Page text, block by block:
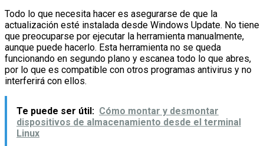
Todo lo que necesita hacer es asegurarse de que la
actualización esté instalada desde Windows Update. No tiene
que preocuparse por ejecutar la herramienta manualmente,
aunque puede hacerlo. Esta herramienta no se queda
funcionando en segundo plano y escanea todo lo que abres,
por lo que es compatible con otros programas antivirus y no
interferirá con ellos.
Te puede ser útil: Cómo montar y desmontar
dispositivos de almacenamiento desde el terminal
Linux